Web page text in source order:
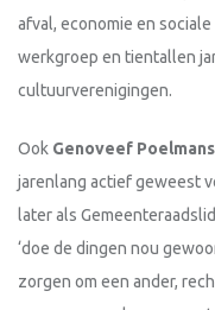
afval, economie en
werkgroep en tientallen
cultuurverenigingen.
Ook Genoveef
jarenlang actief geweest
later als
‘doe de dingen nou
zorgen om een ander,